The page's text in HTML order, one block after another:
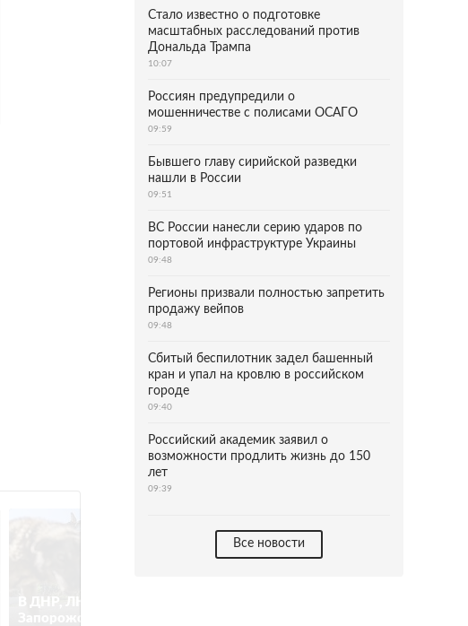
В ДНР, ЛНР,
Стало известно о подготовке
масштабных расследований против
Дональда Трампа
10:07
Россиян предупредили о
мошенничестве с полисами ОСАГО
09:59
Бывшего главу сирийской разведки
нашли в России
09:51
ВС России нанесли серию ударов по
портовой инфраструктуре Украины
09:48
Регионы призвали полностью запретить
продажу вейпов
09:48
Сбитый беспилотник задел башенный
кран и упал на кровлю в российском
городе
09:40
Российский академик заявил о
возможности продлить жизнь до 150
лет
09:39
Все новости